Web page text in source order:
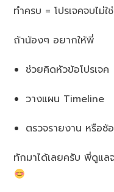
ทำครบ = โปรเจคจบไม่ใ
ถ้าน้องๆ อยากให้พี่
ช่วยคิดหัวข้อโปรเจค
วางแผน Timeline
ตรวจรายงาน หรือซ้
ทักมาได้เลยครับ พี่ดูแล